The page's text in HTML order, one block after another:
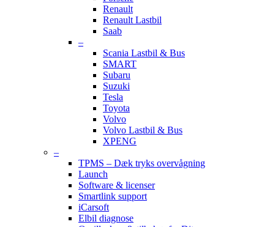
Renault
Renault Lastbil
Saab
–
Scania Lastbil & Bus
SMART
Subaru
Suzuki
Tesla
Toyota
Volvo
Volvo Lastbil & Bus
XPENG
–
TPMS – Dæk tryks overvågning
Launch
Software & licenser
Smartlink support
iCarsoft
Elbil diagnose